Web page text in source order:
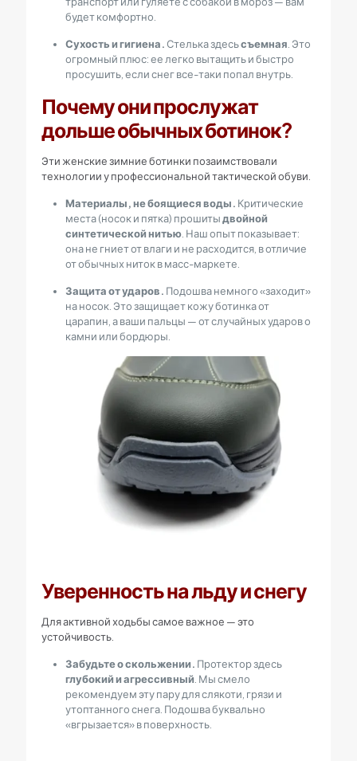
будет комфортно.
Сухость и гигиена.Стелька здесьсъемная . Это
огромный плюс: ее легко вытащить и быстро
просушить, если снег все-таки попал внутрь.
Почему они прослужат
дольше обычных ботинок?
Эти женские зимние ботинки позаимствовали
технологии у профессиональной тактической обуви.
Материалы, не боящиеся воды. Критические
места (носок и пятка) прошитыдвойной
синтетической нитью. Наш опыт показывает:
она не гниет от влаги и не расходится, в отличие
от обычных ниток в масс-маркете.
Защита от ударов. Подошва немного «заходит»
на носок. Это защищает кожу ботинка от
царапин, а ваши пальцы — от случайных ударов о
камни или бордюры.
Уверенность на льду и снегу
Для активной ходьбы самое важное — это
устойчивость.
Забудьте о скольжении. Протектор здесь
глубокий и агрессивный . Мы смело
рекомендуем эту пару для слякоти, грязи и
утоптанного снега. Подошва буквально
«вгрызается» в поверхность.